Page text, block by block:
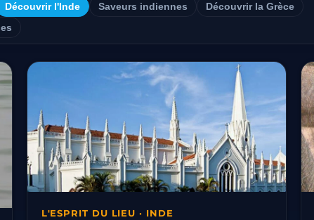
Découvrir l'Inde Saveurs indiennes
Découvrir la Grèce
L'ESPRIT DU LIEU · INDE